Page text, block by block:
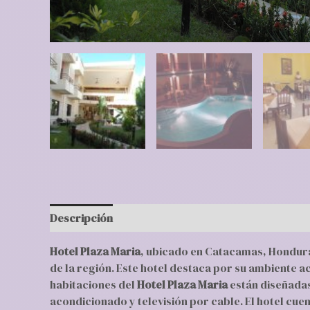
Descripción
Hotel Plaza Maria, ubicado en Catacamas,
de la región. Este hotel destaca por su ambiente
habitaciones delHotel Plaza Mariaestán
acondicionado y televisión por cable. El hotel